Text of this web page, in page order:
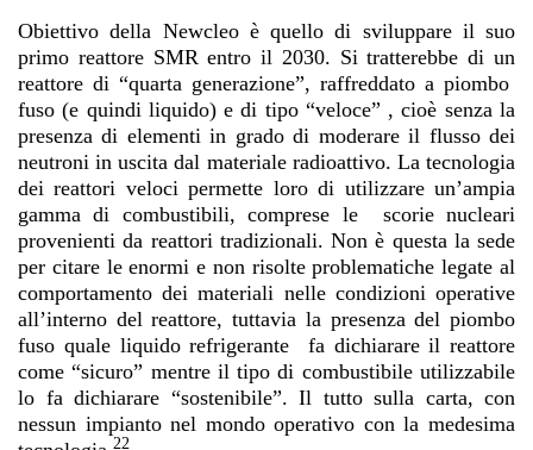
Obiettivo della Newcleo è quello di sviluppare il suo
primo reattore SMR entro il 2030. Si tratterebbe di un
reattore di “quarta generazione”, raffreddato a piombo
fuso (e quindi liquido) e di tipo “veloce” , cioè senza la
presenza di elementi in grado di moderare il flusso dei
neutroni in uscita dal materiale radioattivo. La tecnologia
dei reattori veloci permette loro di utilizzare un’ampia
gamma di combustibili, comprese le scorie nucleari
provenienti da reattori tradizionali. Non è questa la sede
per citare le enormi e non risolte problematiche legate al
comportamento dei materiali nelle condizioni operative
all’interno del reattore, tuttavia la presenza del piombo
fuso quale liquido refrigerante fa dichiarare il reattore
come “sicuro” mentre il tipo di combustibile utilizzabile
lo fa dichiarare “sostenibile”. Il tutto sulla carta, con
nessun impianto nel mondo operativo con la medesima
22